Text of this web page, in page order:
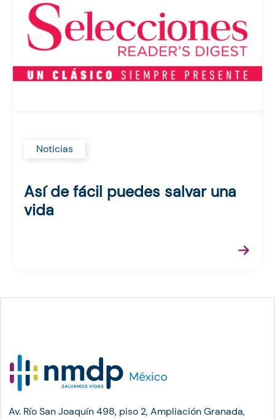
Noticias
Así de fácil puedes salvar una
vida
Av. Río San Joaquín 498, piso 2, Ampliación Granada,